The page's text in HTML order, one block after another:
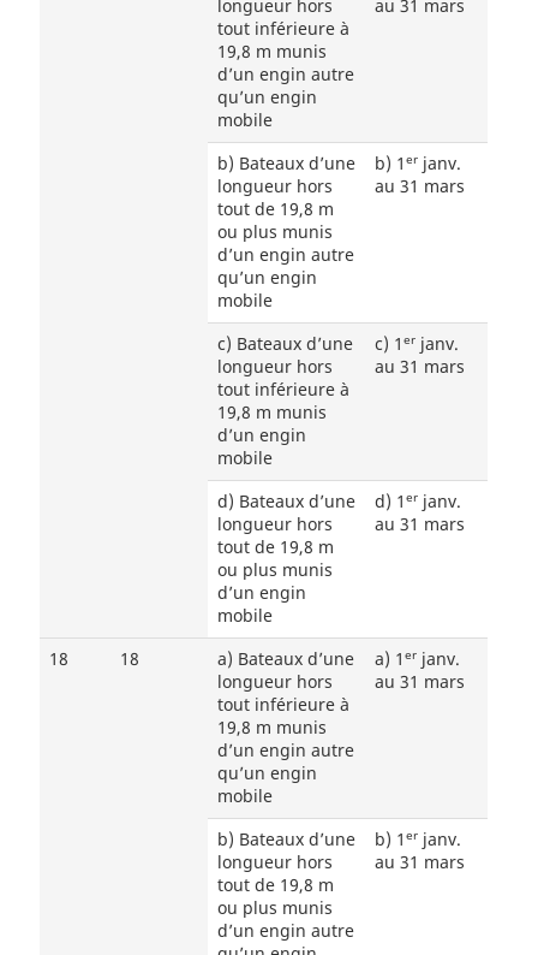
longueur hors
tout inférieure à
19,8 m munis
d’un engin autre
qu’un engin
mobile
au 31 mars
b) Bateaux d’une
longueur hors
tout de 19,8 m
ou plus munis
d’un engin autre
qu’un engin
mobile
b) 1 er janv.
au 31 mars
c) Bateaux d’une
longueur hors
tout inférieure à
19,8 m munis
d’un engin
mobile
c) 1 er janv.
au 31 mars
d) Bateaux d’une
longueur hors
tout de 19,8 m
ou plus munis
d’un engin
mobile
d) 1 er janv.
au 31 mars
18 18
a) Bateaux d’une
longueur hors
tout inférieure à
19,8 m munis
d’un engin autre
qu’un engin
mobile
a) 1 er janv.
au 31 mars
b) Bateaux d’une
longueur hors
tout de 19,8 m
ou plus munis
d’un engin autre
b) 1 er janv.
au 31 mars